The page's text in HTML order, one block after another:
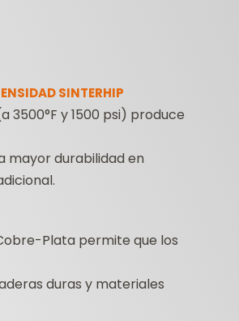
CONTRACTOR PARA
SINTERHIP
3500°F y 1500 psi) produce
mayor durabilidad en
Plata permite que los
duras y materiales